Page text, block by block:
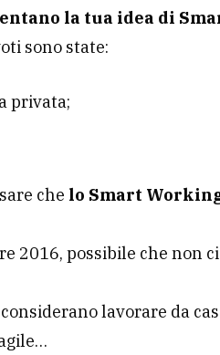
la tua idea di
sono state:
privata;
che lo Smart
2016, possibile che non
lavorare da